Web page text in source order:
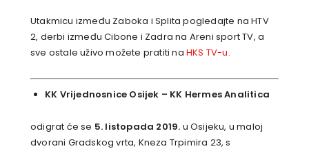
Utakmicu između Zaboka i Splita pogledajte na HTV
2, derbi između Cibone i Zadra na Areni sport TV, a
sve ostale uživo možete pratiti na HKS TV-u.
KK Vrijednosnice Osijek – KK Hermes Analitica
odigrat će se 5. listopada 2019. u Osijeku, u maloj
dvorani Gradskog vrta, Kneza Trpimira 23, s